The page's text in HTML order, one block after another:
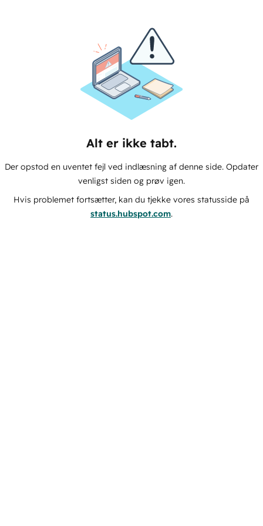
Alt er ikke tabt.
Der opstod en uventet fejl ved indlæsning af denne side. Opdater
venligst siden og prøv igen.
Hvis problemet fortsætter, kan du tjekke vores statusside på
status.hubspot.com.